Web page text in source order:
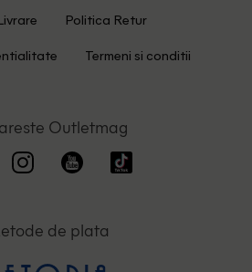
Politica Retur
Termeni si conditii
Outletmag
de plata